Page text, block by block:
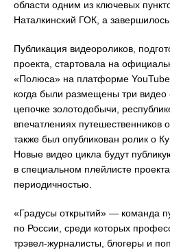
области одним из ключевых
Наталкинский ГОК, а
Публикация видеороликов,
проекта, стартовала на
«Полюса» на платформе
когда были размещены три видео
цепочке золотодобычи,
впечатлениях путешественников
также был опубликован ролик о
Новые видео цикла будут
в специальном плейлисте
периодичностью.
«Градусы открытий» — команда
по России, среди которых
трэвел-журналисты, блогеры и